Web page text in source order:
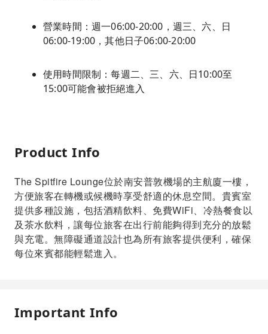
營業時間：週一06:00-20:00，週三、六、日
06:00-19:00，其他日子06:00-20:00
使用時間限制：每週二、三、六、日10:00至
15:00可能會被拒絕進入
Product Info
The Spitfire Lounge位於南安普敦機場的主航廈一樓，
方便旅客在轉機或候機時享受舒適的休息空間。貴賓室
提供多種設施，包括酒精飲料、免費WiFi、冷熱餐食以
及茶水飲料，讓每位旅客在出行前能夠得到充分的放鬆
與充電。無障礙通道設計也為所有旅客提供便利，確保
每位來賓都能輕鬆進入。
Important Info